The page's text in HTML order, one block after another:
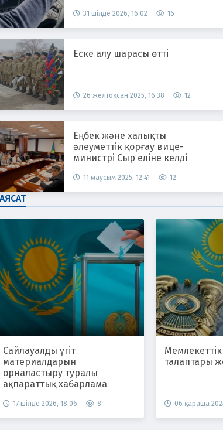
31 шілде 2026, 16:02 16
Еске алу шарасы өтті
26 желтоқсан 2025, 16:38 12
Еңбек және халықты
әлеуметтік қорғау вице-
министрі Сыр еліне келді
11 маусым 2025, 12:41 12
Сайлауалды үгіт
материалдарын
орналастыру туралы
ақпараттық хабарлама
17 шілде 2026, 18:06 8
талаптары
06 қараша